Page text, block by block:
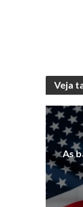
Veja
As